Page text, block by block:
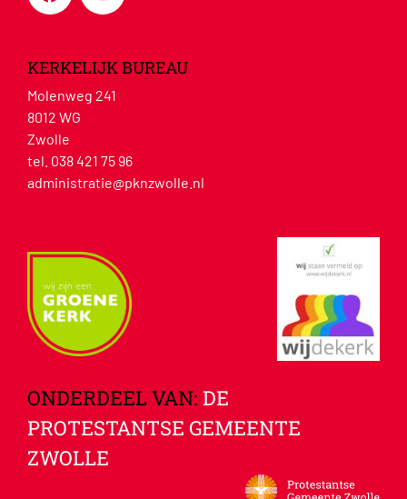
KERKELIJK BUREAU
Molenweg 241
8012 WG
Zwolle
tel. 038 421 75 96
administratie@pknzwolle.nl
ONDERDEEL VAN: DE
PROTESTANTSE GEMEENTE
ZWOLLE